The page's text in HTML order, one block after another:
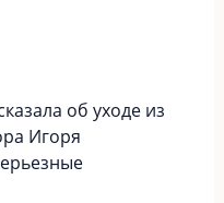
об уходе из
Игоря